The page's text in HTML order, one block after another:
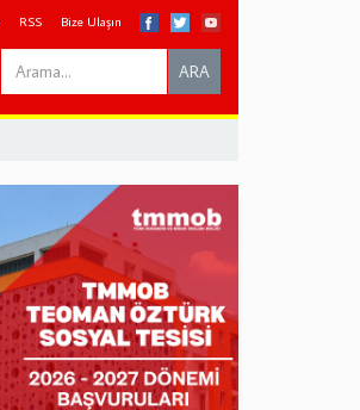
RSS Bize Ulaşın
Search
this
ARA